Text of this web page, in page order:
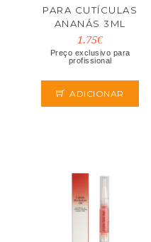
PARA CUTÍCULAS
ANANÁS 3ML
1.75€
Preço exclusivo para
profissional
ADICIONAR